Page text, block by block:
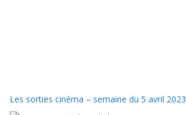
Les sorties cinéma – semaine du 5 avril 2023